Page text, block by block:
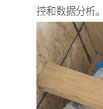
控和数据分析。